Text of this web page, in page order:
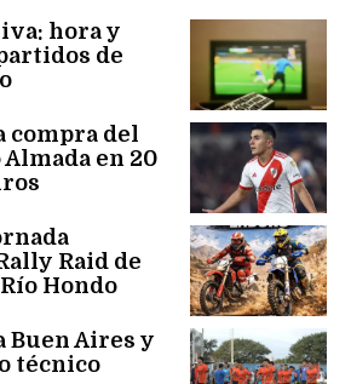
hora y
de
compra del
Almada en 20
Raid de
Hondo
Buen Aires y
técnico